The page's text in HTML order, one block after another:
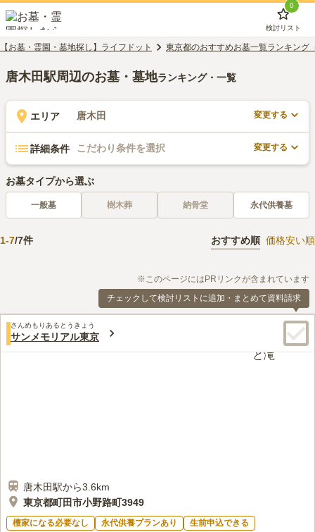
0
検討リスト
【お墓・霊園・墓地探し】ライフドット 東京都のおすすめお墓一覧ランキング
唐木田駅周辺のお墓・墓地ランキング・一覧
エリア 唐木田 変更する
詳細条件 こだわり条件を選択 変更する
お墓タイプから選ぶ
一般墓 樹木葬 納骨堂 永代供養墓
1-7/7件 おすすめ順 価格安い順
※このページにはPRリンクが含まれています
チェックして検討リストに追加・まとめて資料請求
さんめもりあるとうきょう
サンメモリアル東京
唐木田駅から3.6km
東京都町田市小野路町3949
檀家になる必要なし 永代供養プランあり 生前申込できる